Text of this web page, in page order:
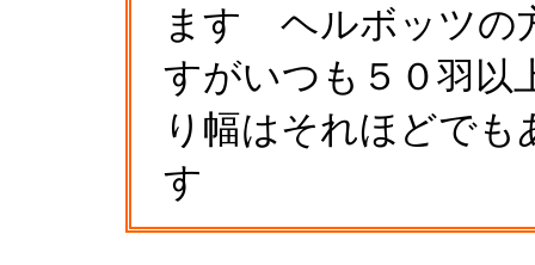
ます ヘルボッツの
すがいつも５０羽以
り幅はそれほどで
す